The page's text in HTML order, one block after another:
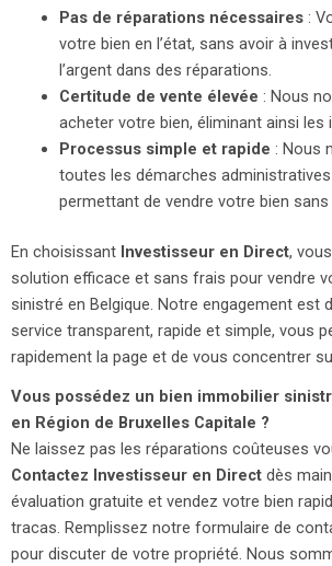
Pas de réparations nécessaires:
votre bien en l’état, sans avoir à
l’argent dans des réparations.
Certitude de vente élevée : Nous
acheter votre bien, éliminant ainsi les
Processus simple et rapide : Nous
toutes les démarches
permettant de vendre votre bien
En choisissant Investisseur en Direct,
solution efficace et sans frais pour vendre
sinistré en Belgique. Notre engagement est
service transparent, rapide et simple, vous
rapidement la page et de vous concentrer
Vous possédez un bien immobilier
en Région de Bruxelles Capitale ?
Ne laissez pas les réparations coûteuses
Contactez Investisseur en Direct dès
évaluation gratuite et vendez votre bien
tracas. Remplissez notre formulaire de
pour discuter de votre propriété. Nous